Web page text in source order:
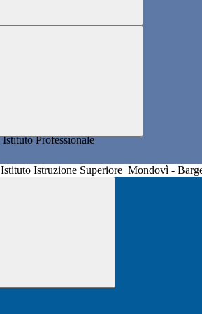
Istituto Istruzione Superiore Mondovì -